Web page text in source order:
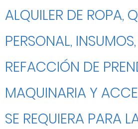
ALQUILER DE ROPA,
PERSONAL,
REFACCIÓN DE
MAQUINARIA Y
SE REQUIERA PARA